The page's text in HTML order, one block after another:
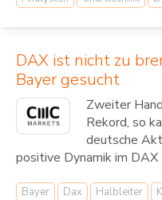
DAX ist nicht zu
Bayer gesucht
Zweiter
Rekord, so
deutsche
positive Dynamik im DAX
Bayer Dax Halbleiter